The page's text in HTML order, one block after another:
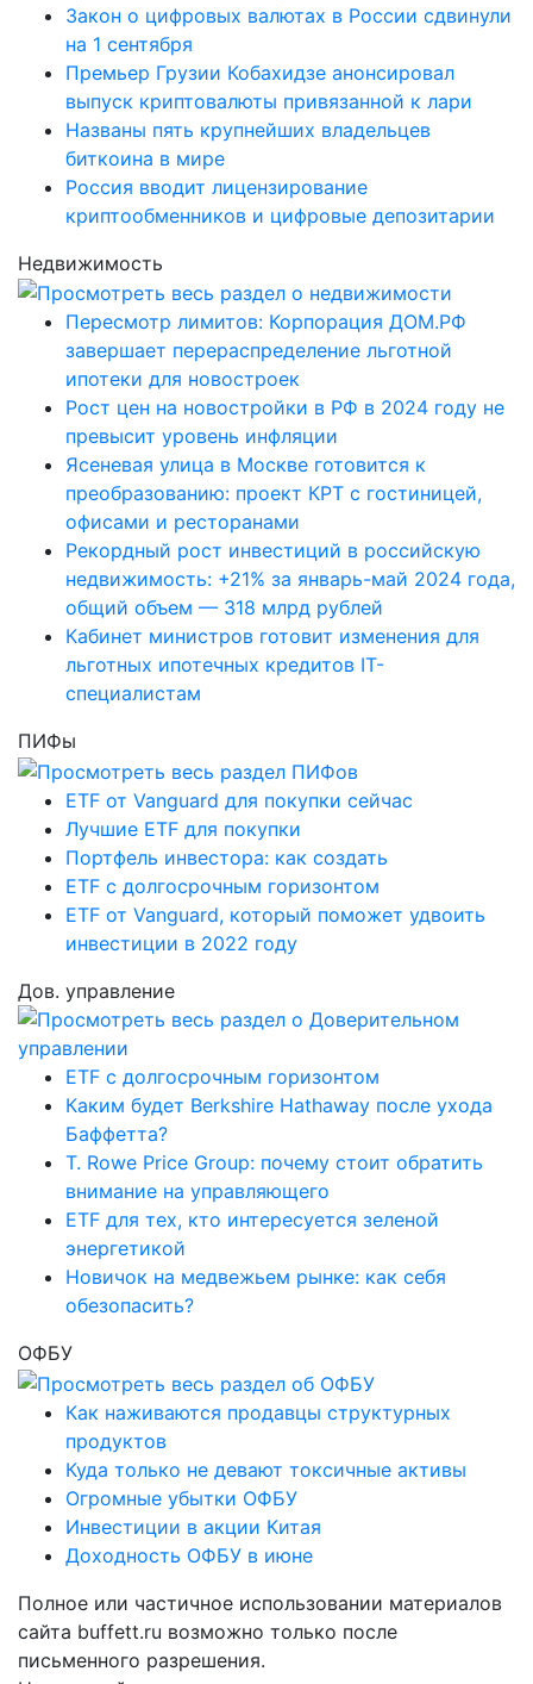
Закон о цифровых валютах в России сдвинули
на 1 сентября
Премьер Грузии Кобахидзе анонсировал
выпуск криптовалюты привязанной к лари
Названы пять крупнейших владельцев
биткоина в мире
Россия вводит лицензирование
криптообменников и цифровые депозитарии
Недвижимость
Пересмотр лимитов: Корпорация ДОМ.РФ
завершает перераспределение льготной
ипотеки для новостроек
Рост цен на новостройки в РФ в 2024 году не
превысит уровень инфляции
Ясеневая улица в Москве готовится к
преобразованию: проект КРТ с гостиницей,
офисами и ресторанами
Рекордный рост инвестиций в российскую
недвижимость: +21% за январь-май 2024 года,
общий объем — 318 млрд рублей
Кабинет министров готовит изменения для
льготных ипотечных кредитов IT-
специалистам
ПИФы
ETF от Vanguard для покупки сейчас
Лучшие ETF для покупки
Портфель инвестора: как создать
ETF с долгосрочным горизонтом
ETF от Vanguard, который поможет удвоить
инвестиции в 2022 году
Дов. управление
ETF с долгосрочным горизонтом
Каким будет Berkshire Hathaway после ухода
Баффетта?
T. Rowe Price Group: почему стоит обратить
внимание на управляющего
ETF для тех, кто интересуется зеленой
энергетикой
Новичок на медвежьем рынке: как себя
обезопасить?
ОФБУ
Как наживаются продавцы структурных
продуктов
Куда только не девают токсичные активы
Огромные убытки ОФБУ
Инвестиции в акции Китая
Доходность ОФБУ в июне
Полное или частичное использовании материалов
сайта buffett.ru возможно только после
письменного разрешения.